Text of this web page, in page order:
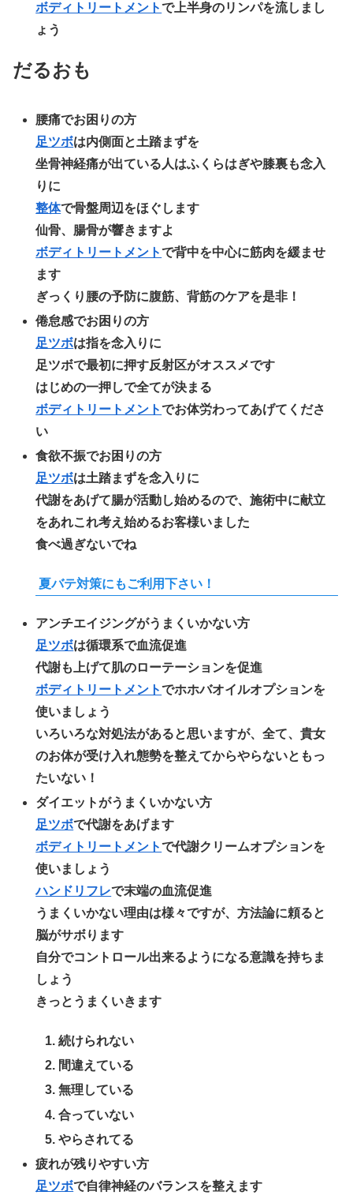
ボディトリートメントで上半身のリンパを流しまし
ょう
だるおも
腰痛でお困りの方
足ツボは内側面と土踏まずを
坐骨神経痛が出ている人はふくらはぎや膝裏も念入
りに
整体で骨盤周辺をほぐします
仙骨、腸骨が響きますよ
ボディトリートメントで背中を中心に筋肉を緩ませ
ます
ぎっくり腰の予防に腹筋、背筋のケアを是非！
倦怠感でお困りの方
足ツボは指を念入りに
足ツボで最初に押す反射区がオススメです
はじめの一押しで全てが決まる
ボディトリートメントでお体労わってあげてくださ
い
食欲不振でお困りの方
足ツボは土踏まずを念入りに
代謝をあげて腸が活動し始めるので、施術中に献立
をあれこれ考え始めるお客様いました
食べ過ぎないでね
夏バテ対策にもご利用下さい！
アンチエイジングがうまくいかない方
足ツボは循環系で血流促進
代謝も上げて肌のローテーションを促進
ボディトリートメントでホホバオイルオプションを
使いましょう
いろいろな対処法があると思いますが、全て、貴女
のお体が受け入れ態勢を整えてからやらないともっ
たいない！
ダイエットがうまくいかない方
足ツボで代謝をあげます
ボディトリートメントで代謝クリームオプションを
使いましょう
ハンドリフレで末端の血流促進
うまくいかない理由は様々ですが、方法論に頼ると
脳がサボります
自分でコントロール出来るようになる意識を持ちま
しょう
きっとうまくいきます
続けられない
間違えている
無理している
合っていない
やらされてる
疲れが残りやすい方
足ツボで自律神経のバランスを整えます